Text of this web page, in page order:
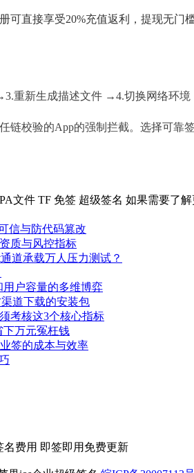
可直接享受20%充值返利，提现无门
重新生成描述文件 →4.切换网络环境
链校验的App的强制拦截。选择可
文件 TF 免签 超级签名 如果需要了
信与防代码篡改
质与风控指标
道承载万人压力测试？
用户容量的多维博弈
道下载的安装包
考核这3个核心指标
下万元冤枉钱
签的成本与效率
名费用 即签即用免费更新